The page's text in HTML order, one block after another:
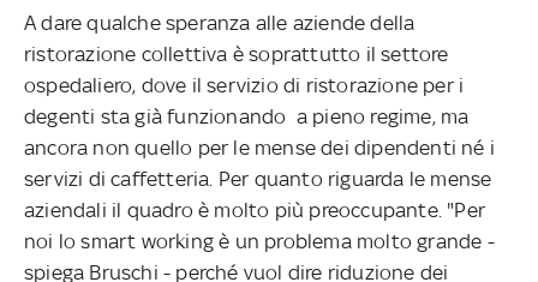
A dare qualche speranza alle aziende della
ristorazione collettiva è soprattutto il settore
ospedaliero, dove il servizio di ristorazione per i
degenti sta già funzionando a pieno regime, ma
ancora non quello per le mense dei dipendenti né i
servizi di caffetteria. Per quanto riguarda le mense
aziendali il quadro è molto più preoccupante. "Per
noi lo smart working è un problema molto grande -
spiega Bruschi - perché vuol dire riduzione dei